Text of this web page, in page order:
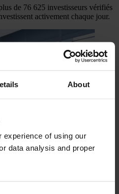
About
experience of using our
data analysis and proper
de 76 625 investisseurs vérifiés
activement chaque jour.